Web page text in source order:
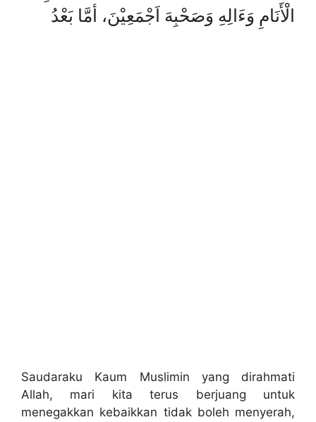
الْأَنَامِ وَءَالِهِ وَصَحْبِهَ اَجْمَعِيْنَ، أمَّا بَعْدُ
Saudaraku Kaum Muslimin yang dirahmati
Allah, mari kita terus berjuang untuk
menegakkan kebaikkan tidak boleh menyerah,